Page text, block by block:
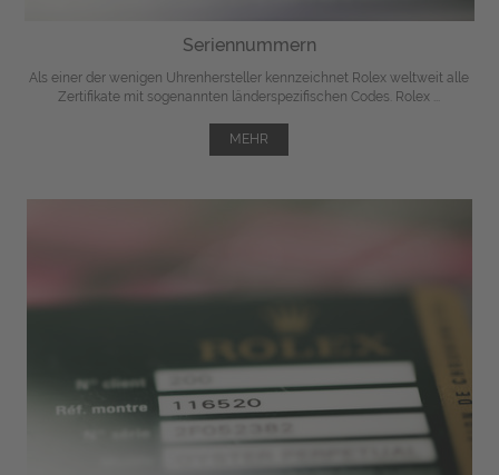
Seriennummern
Als einer der wenigen Uhrenhersteller kennzeichnet Rolex weltweit alle
Zertifikate mit sogenannten länderspezifischen Codes. Rolex ...
MEHR